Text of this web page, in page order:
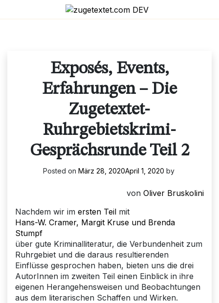
Exposés, Events,
Erfahrungen – Die
Zugetextet-
Ruhrgebietskrimi-
Gesprächsrunde Teil 2
Posted on März 28, 2020April 1, 2020 by
von Oliver Bruskolini
Nachdem wir im ersten Teil mit
Hans-W. Cramer, Margit Kruse und Brenda
Stumpf
über gute Kriminalliteratur, die Verbundenheit zum
Ruhrgebiet und die daraus resultierenden
Einflüsse gesprochen haben, bieten uns die drei
AutorInnen im zweiten Teil einen Einblick in ihre
eigenen Herangehensweisen und Beobachtungen
aus dem literarischen Schaffen und Wirken.